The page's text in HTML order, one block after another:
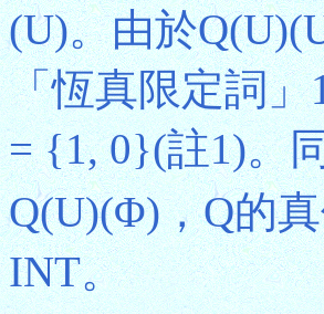
(U)。由於
「恆真限定詞
= {1, 0}(註1)。
Q(U)(Φ)，Q的
INT。